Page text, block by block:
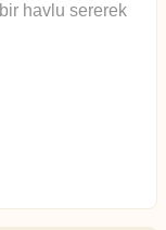
havlu sererek